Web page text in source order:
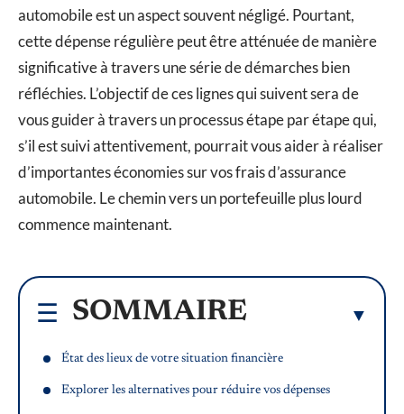
automobile est un aspect souvent négligé. Pourtant,
cette dépense régulière peut être atténuée de manière
significative à travers une série de démarches bien
réfléchies. L’objectif de ces lignes qui suivent sera de
vous guider à travers un processus étape par étape qui,
s’il est suivi attentivement, pourrait vous aider à réaliser
d’importantes économies sur vos frais d’assurance
automobile. Le chemin vers un portefeuille plus lourd
commence maintenant.
SOMMAIRE
État des lieux de votre situation financière
Explorer les alternatives pour réduire vos dépenses